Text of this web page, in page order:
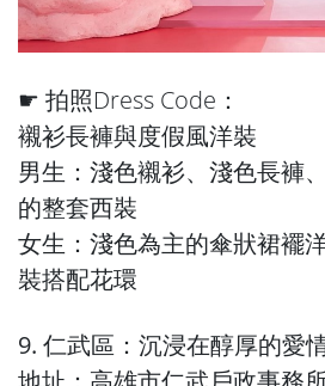
☛ 拍照Dress Code：
襯衫長褲與度假風洋裝
男生：淺色襯衫、淺色長褲
的整套西裝
女生：淺色為主的傘狀裙襬
裝搭配花環
9. 仁武區：沉浸在醇厚的愛